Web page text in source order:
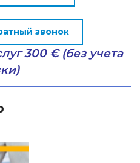
звонок
300 € (без учета